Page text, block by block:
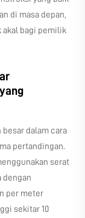
di masa depan,
akal bagi pemilik
dalam cara
pertandingan.
serat
dengan
per meter
sekitar 10